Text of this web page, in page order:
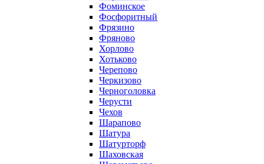
Фоминское
Фосфоритный
Фрязино
Фряново
Хорлово
Хотьково
Черепово
Черкизово
Черноголовка
Черусти
Чехов
Шарапово
Шатура
Шатурторф
Шаховская